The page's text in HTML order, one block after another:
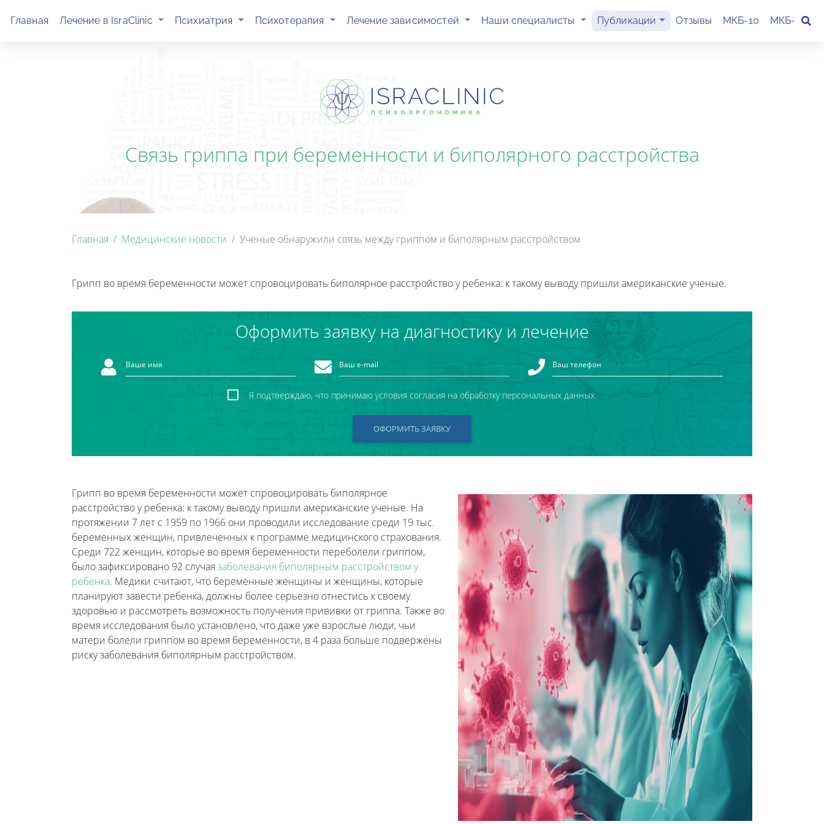
Главная Лечение в IsraClinic (current)Психиатрия (current)Психотерапия (current)Лечение зависимостей (current)Наши специалисты (current)Публикации Отзывы МКБ-10 МКБ-11
Связь гриппа при беременности и биполярного расстройства
Главная Медицинские новости Ученые обнаружили связь между гриппом и биполярным расстройством
Грипп во время беременности может спровоцировать биполярное расстройство у ребенка: к такому выводу пришли американские ученые.
Оформить заявку на диагностику и лечение
Я подтверждаю, что принимаю условия согласия на обработку персональных данных.
ОФОРМИТЬ ЗАЯВКУ
Грипп во время беременности может спровоцировать биполярное
расстройство у ребенка: к такому выводу пришли американские ученые. На
протяжении 7 лет с 1959 по 1966 они проводили исследование среди 19 тыс.
беременных женщин, привлеченных к программе медицинского страхования.
Среди 722 женщин, которые во время беременности переболели гриппом,
было зафиксировано 92 случая заболевания биполярным расстройством у
ребенка. Медики считают, что беременные женщины и женщины, которые
планируют завести ребенка, должны более серьезно отнестись к своему
здоровью и рассмотреть возможность получения прививки от гриппа. Также во
время исследования было установлено, что даже уже взрослые люди, чьи
матери болели гриппом во время беременности, в 4 раза больше подвержены
риску заболевания биполярным расстройством.